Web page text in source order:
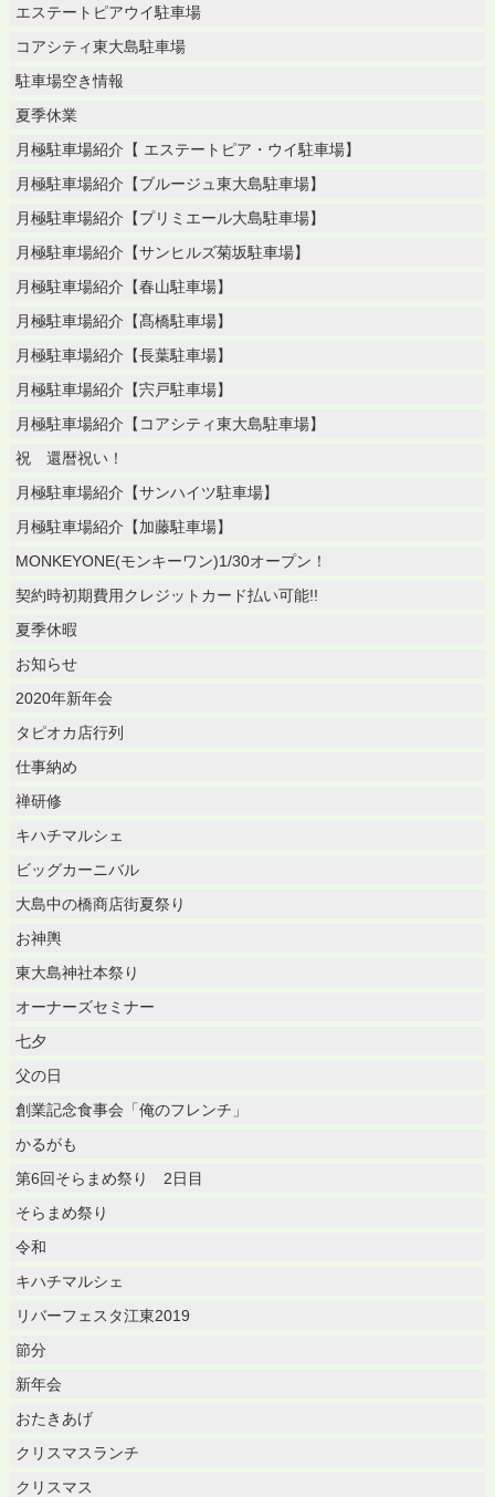
エステートピアウイ駐車場
コアシティ東大島駐車場
駐車場空き情報
夏季休業
月極駐車場紹介【 エステートピア・ウイ駐車場】
月極駐車場紹介【ブルージュ東大島駐車場】
月極駐車場紹介【プリミエール大島駐車場】
月極駐車場紹介【サンヒルズ菊坂駐車場】
月極駐車場紹介【春山駐車場】
月極駐車場紹介【髙橋駐車場】
月極駐車場紹介【長葉駐車場】
月極駐車場紹介【宍戸駐車場】
月極駐車場紹介【コアシティ東大島駐車場】
祝 還暦祝い！
月極駐車場紹介【サンハイツ駐車場】
月極駐車場紹介【加藤駐車場】
MONKEYONE(モンキーワン)1/30オープン！
契約時初期費用クレジットカード払い可能!!
夏季休暇
お知らせ
2020年新年会
タピオカ店行列
仕事納め
禅研修
キハチマルシェ
ビッグカーニバル
大島中の橋商店街夏祭り
お神輿
東大島神社本祭り
オーナーズセミナー
七夕
父の日
創業記念食事会「俺のフレンチ」
かるがも
第6回そらまめ祭り 2日目
そらまめ祭り
令和
キハチマルシェ
リバーフェスタ江東2019
節分
新年会
おたきあげ
クリスマスランチ
クリスマス